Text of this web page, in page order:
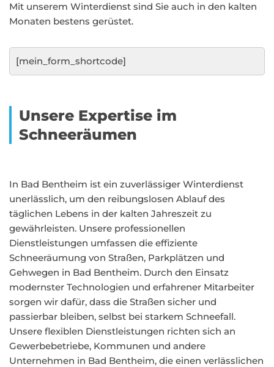
Mit unserem Winterdienst sind Sie auch in den kalten
Monaten bestens gerüstet.
[mein_form_shortcode]
Unsere Expertise im
Schneeräumen
In Bad Bentheim ist ein zuverlässiger Winterdienst
unerlässlich, um den reibungslosen Ablauf des
täglichen Lebens in der kalten Jahreszeit zu
gewährleisten. Unsere professionellen
Dienstleistungen umfassen die effiziente
Schneeräumung von Straßen, Parkplätzen und
Gehwegen in Bad Bentheim. Durch den Einsatz
modernster Technologien und erfahrener Mitarbeiter
sorgen wir dafür, dass die Straßen sicher und
passierbar bleiben, selbst bei starkem Schneefall.
Unsere flexiblen Dienstleistungen richten sich an
Gewerbebetriebe, Kommunen und andere
Unternehmen in Bad Bentheim, die einen verlässlichen